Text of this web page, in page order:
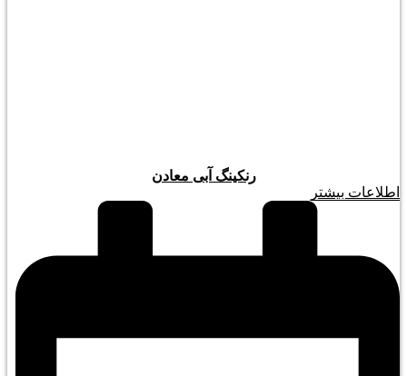
رنکینگ آبی معادن
اطلاعات بیشتر